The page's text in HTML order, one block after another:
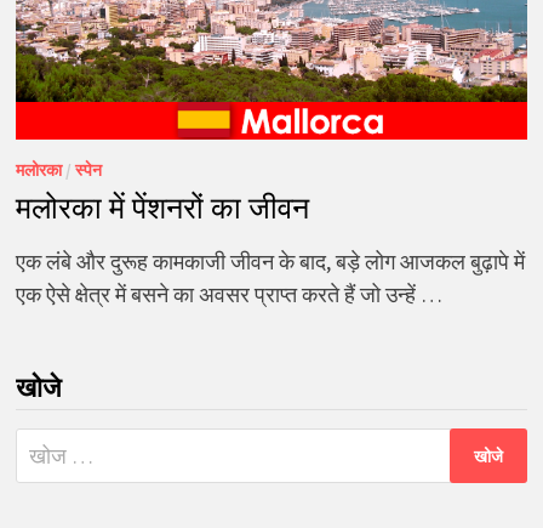
मलोरका/स्पेन
मलोरका में पेंशनरों का जीवन
एक लंबे और दुरूह कामकाजी जीवन के बाद, बड़े लोग आजकल बुढ़ापे में
एक ऐसे क्षेत्र में बसने का अवसर प्राप्त करते हैं जो उन्हें …
खोजे
निम्न
को